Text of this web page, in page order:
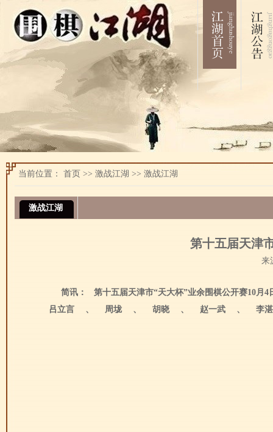
当前位置： 首页 >> 激战江湖 >> 激战江湖
激战江湖
第十五届天津
来
简讯： 第十五届天津市“天大杯”业余围棋公开赛10月4
吕立言
、 周垅 、 胡晓 、 赵一武 、 李湛